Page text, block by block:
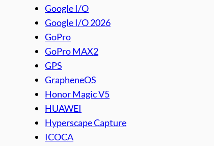
Google I/O
Google I/O 2026
GoPro
GoPro MAX2
GPS
GrapheneOS
Honor Magic V5
HUAWEI
Hyperscape Capture
ICOCA